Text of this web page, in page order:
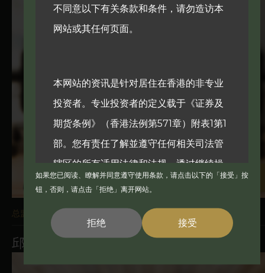
总监
邱宇
不同意以下有关条款和条件，请勿造访本
网站或其任何页面。
本网站的资讯是针对居住在香港的非专业
投资者。专业投资者的定义载于《证券及
期货条例》（香港法例第571章）附表1第1
部。您有责任了解並遵守任何相关司法管
辖区的所有适用法律和法规。透过继续操
作，您声明並保证您所在司法管辖区的适
並非针对因国籍、居住地或其他原因而禁
任何人士。受到这些限制的人士不得造访
如果您已阅读、瞭解并同意遵守使用条款，请点击以下的「接受」按
钮，否则，请点击「拒绝」离开网站。
拒绝 接受